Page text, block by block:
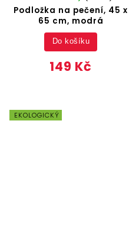
Podložka na pečení, 45 x
65 cm, modrá
149 Kč
Do košíku
EKOLOGICKÝ